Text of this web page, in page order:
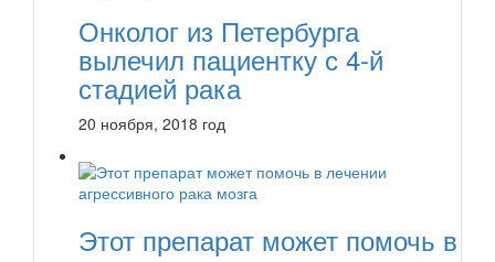
Онколог из Петербурга
вылечил пациентку с 4-й
стадией рака
20 ноября, 2018 год
Этот препарат может помочь в